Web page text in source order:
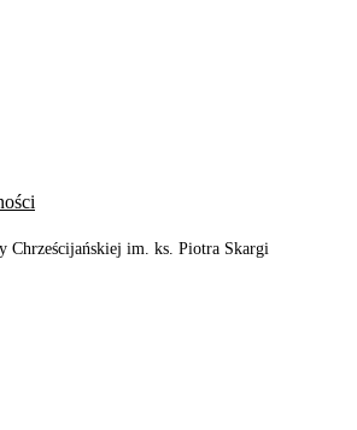
Chrześcijańskiej im. ks. Piotra Skargi